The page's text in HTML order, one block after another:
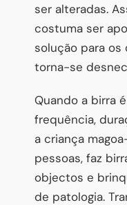
ser alteradas.
costuma ser
solução para
torna-se
Quando a birra
frequência,
a criança
pessoas, faz
objectos e
de patologia.